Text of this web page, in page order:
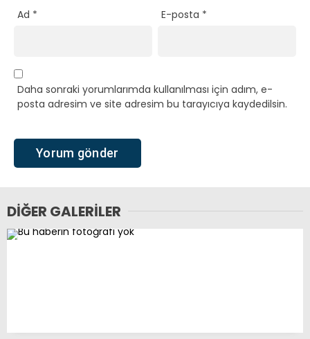
Ad * E-posta *
Daha sonraki yorumlarımda kullanılması için adım, e-
posta adresim ve site adresim bu tarayıcıya kaydedilsin.
DIĞER GALERILER